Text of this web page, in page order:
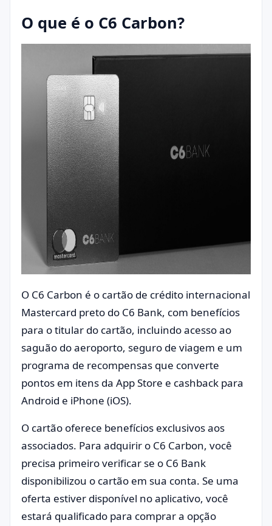
O que é o C6 Carbon?
O C6 Carbon é o cartão de crédito internacional
Mastercard preto do C6 Bank, com benefícios
para o titular do cartão, incluindo acesso ao
saguão do aeroporto, seguro de viagem e um
programa de recompensas que converte
pontos em itens da App Store e cashback para
Android e iPhone (iOS).
O cartão oferece benefícios exclusivos aos
associados. Para adquirir o C6 Carbon, você
precisa primeiro verificar se o C6 Bank
disponibilizou o cartão em sua conta. Se uma
oferta estiver disponível no aplicativo, você
estará qualificado para comprar a opção